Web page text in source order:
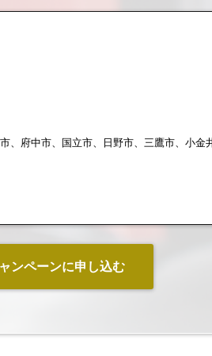
、府中市、国立市、日野市、三鷹市、小金
ンペーンに申し込む